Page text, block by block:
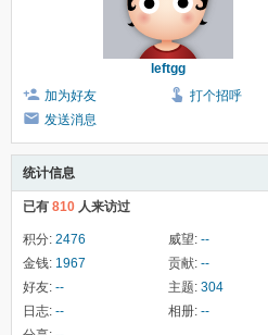
leftgg
加为好友
打个招呼
发送消息
统计信息
已有 810 人来访过
积分: 2476 威望: --
金钱: 1967 贡献: --
好友: -- 主题: 304
日志: -- 相册: --